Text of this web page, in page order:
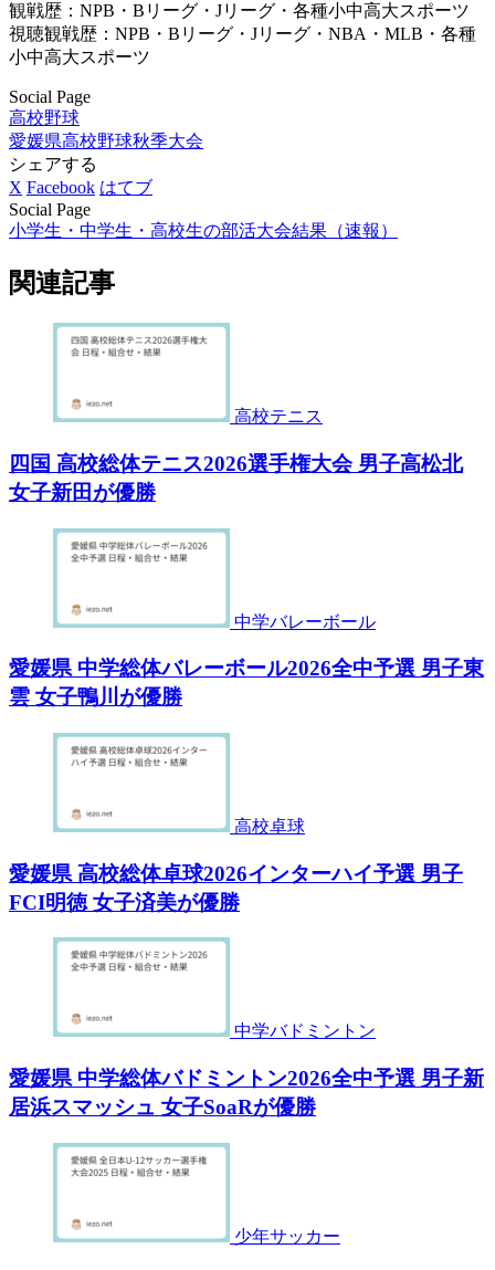
観戦歴：NPB・Bリーグ・Jリーグ・各種小中高大スポーツ
視聴観戦歴：NPB・Bリーグ・Jリーグ・NBA・MLB・各種
小中高大スポーツ
Social Page
高校野球
愛媛県高校野球秋季大会
シェアする
X Facebook はてブ
Social Page
小学生・中学生・高校生の部活大会結果（速報）
関連記事
高校テニス
四国 高校総体テニス2026選手権大会 男子高松北
女子新田が優勝
中学バレーボール
愛媛県 中学総体バレーボール2026全中予選 男子東
雲 女子鴨川が優勝
高校卓球
愛媛県 高校総体卓球2026インターハイ予選 男子
FCI明徳 女子済美が優勝
中学バドミントン
愛媛県 中学総体バドミントン2026全中予選 男子新
居浜スマッシュ 女子SoaRが優勝
少年サッカー